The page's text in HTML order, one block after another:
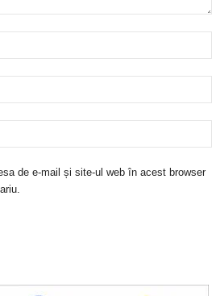
de e-mail și site-ul web în acest browser